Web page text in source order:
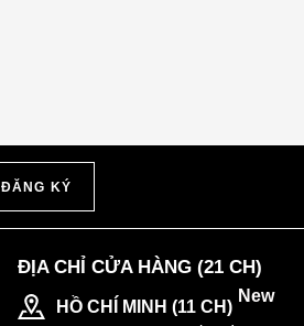
ĐĂNG KÝ
ĐỊA CHỈ CỬA HÀNG (21 CH)
HỒ CHÍ MINH (11 CH)
New